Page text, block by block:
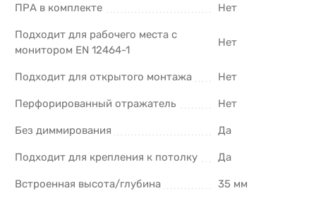
ПРА в комплекте Нет
Подходит для рабочего места с
монитором EN 12464-1
Нет
Подходит для открытого монтажа Нет
Перфорированный отражатель Нет
Без диммирования Да
Подходит для крепления к потолку Да
Встроенная высота/глубина 35 мм